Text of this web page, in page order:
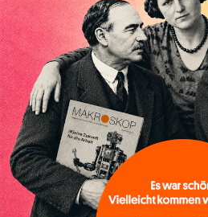
Inhaltsverzeichnis
Sechzigerjahre ein und setzte
kurz nach der
auf die Nennung konkreter
statistischen
ausfallen – die übergreifende
Ländervergleich ist aber stets
passierte etwas, im
Ökonomien wie den USA,
und Italien: Die De-
sich. Betrachtet man nicht